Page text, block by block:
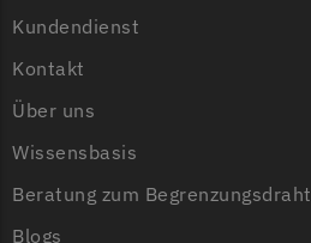
Grouw
Grouw Messer
Begrenzungsdraht
Güde
Güde Messer
Begrenzungsdraht
Länge der
Kundendienst
Kontakt
Über uns
Wissensbasis
Beratung zum Begrenzungsdraht
Blogs